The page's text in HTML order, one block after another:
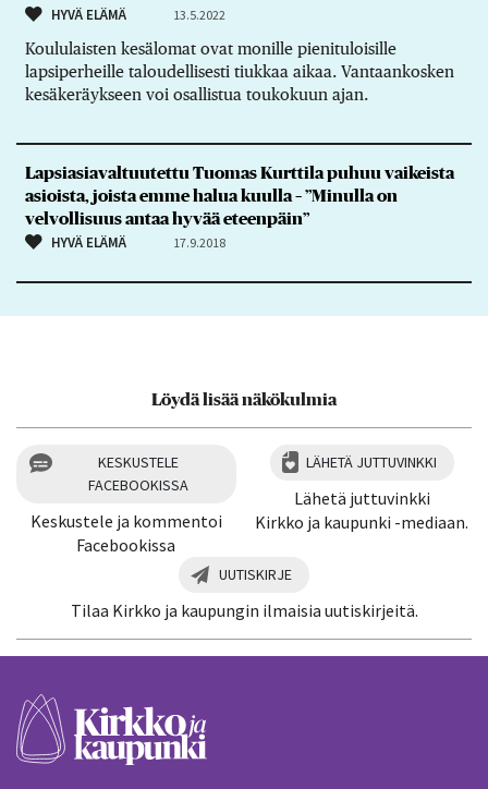
HYVÄ ELÄMÄ 13.5.2022
Koululaisten kesälomat ovat monille pienituloisille
lapsiperheille taloudellisesti tiukkaa aikaa. Vantaankosken
kesäkeräykseen voi osallistua toukokuun ajan.
Lapsiasiavaltuutettu Tuomas Kurttila puhuu vaikeista
asioista, joista emme halua kuulla – ”Minulla on
velvollisuus antaa hyvää eteenpäin”
HYVÄ ELÄMÄ 17.9.2018
Löydä lisää näkökulmia
KESKUSTELE
FACEBOOKISSA
Keskustele ja kommentoi
Facebookissa
LÄHETÄ JUTTUVINKKI
Lähetä juttuvinkki
Kirkko ja kaupunki -mediaan.
UUTISKIRJE
Tilaa Kirkko ja kaupungin ilmaisia uutiskirjeitä.